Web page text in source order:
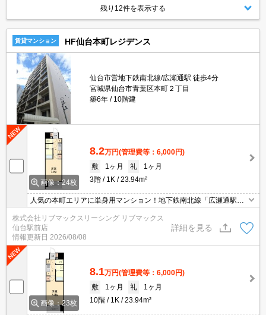
残り12件を表示する
賃貸マンション HF仙台本町レジデンス
仙台市営地下鉄南北線/広瀬通駅 徒歩4分
宮城県仙台市青葉区本町２丁目
築6年
10階建
画像：24枚
8.2万円(管理費等：6,000円)
敷
1ヶ月 礼
1ヶ月
3階
1K 23.94m²
人気の本町エリアに単身用マンション！地下鉄南北線「広瀬通駅」
徒歩4分、仙台駅まで徒歩10分の好立地！インターネット無料☆オ
ートロック・TVインターホン付きで安心。設備面も充実。
株式会社リブマックスリーシング リブマックス
仙台駅前店
情報更新日 2026/08/08
詳細を見る
画像：23枚
8.1万円(管理費等：6,000円)
敷
1ヶ月 礼
1ヶ月
10階
1K 23.94m²